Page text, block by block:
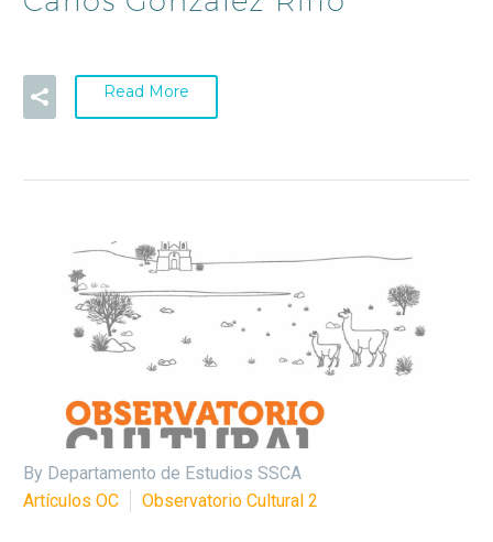
Read More
By Departamento de Estudios SSCA
Artículos OC
Observatorio Cultural 2